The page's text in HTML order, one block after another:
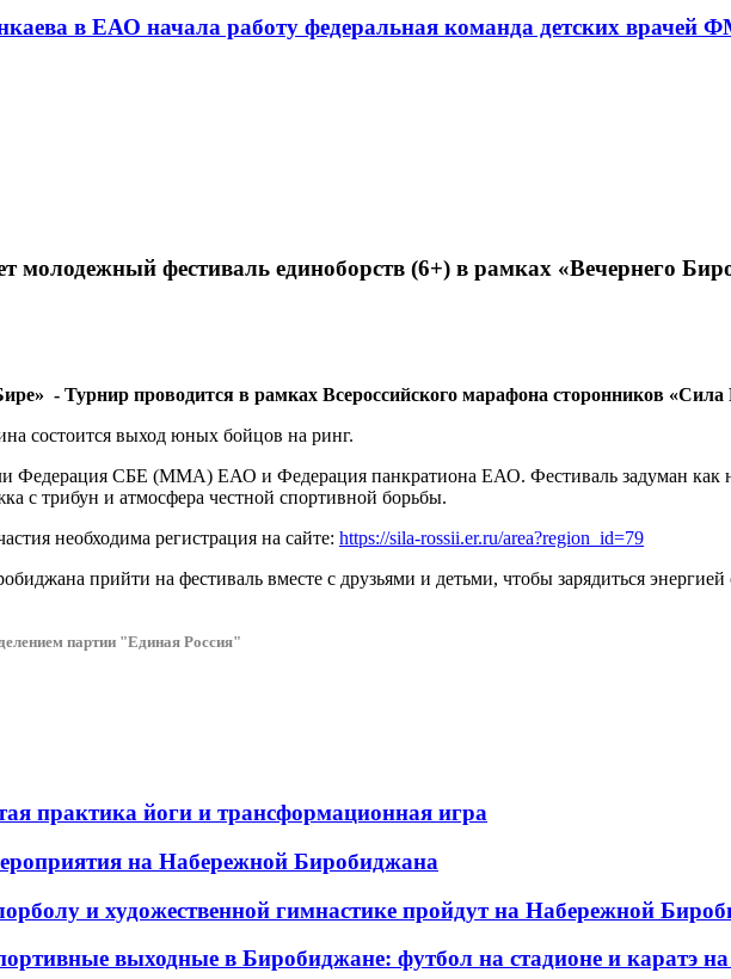
в ЕАО начала работу федеральная команда детских врачей
молодежный фестиваль единоборств (6+) в рамках «Вечернего
- Турнир проводится в рамках Всероссийского марафона сторонников «Сила
состоится выход юных бойцов на ринг.
Федерация СБЕ (MMA) ЕАО и Федерация панкратиона ЕАО. Фестиваль задуман как
с трибун и атмосфера честной спортивной борьбы.
необходима регистрация на сайте: https://sila-rossii.er.ru/area?region_id=79
прийти на фестиваль вместе с друзьями и детьми, чтобы зарядиться
партии "Единая Россия"
практика йоги и трансформационная игра
на Набережной Биробиджана
и художественной гимнастике пройдут на Набережной
выходные в Биробиджане: футбол на стадионе и каратэ